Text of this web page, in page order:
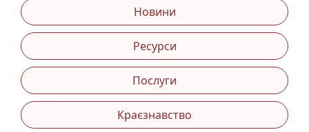
Новини
Ресурси
Послуги
Краєзнавство